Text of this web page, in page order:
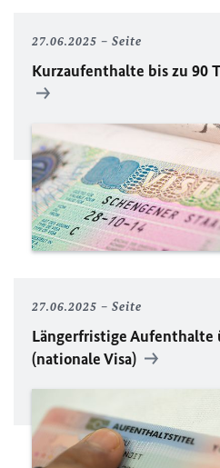
27.06.2025 Seite
Kurzaufenthalte bis zu 90
27.06.2025 Seite
Längerfristige Aufenthalte
(nationale Visa)